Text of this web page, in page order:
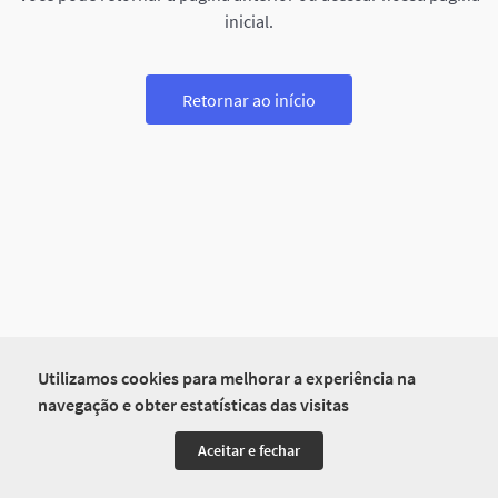
Utilizamos cookies para melhorar a experiência na
navegação e obter estatísticas das visitas
Aceitar e fechar
inicial.
Retornar ao início